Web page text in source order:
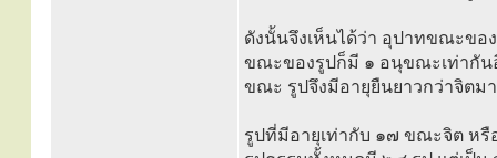
ดังนั้นจึงเห็นได้ว่า อุปาทขณะข
ขณะของรูปก็มี ๑ อนุขณะเท่ากั
ขณะ รูปจึงมีอายุยืนยาวกว่าจิตม
รูปที่มีอายุเท่ากับ ๑๗ ขณะจิต ห